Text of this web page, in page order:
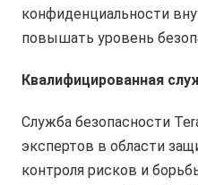
конфиденциальности
повышать уровень
Квалифицированная
Служба безопасности
экспертов в области
контроля рисков и